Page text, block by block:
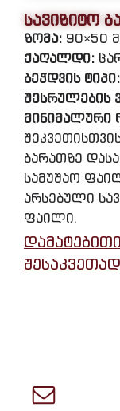
სავიზიტო
ზომა: 90×50
ქაღალდი:
ბეჭდვის ტიპი:
შესრულების
მინიმალური
ბარათზე
სამუშაო
არსებული
ფაილი.